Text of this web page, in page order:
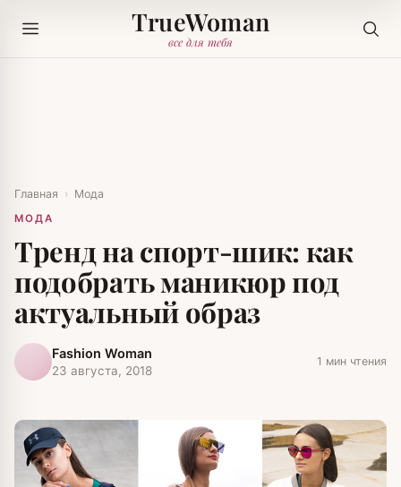
TrueWoman
все для тебя
Главная › Мода
МОДА
Тренд на спорт-шик: как
подобрать маникюр под
актуальный образ
Fashion Woman
23 августа, 2018
1 мин чтения